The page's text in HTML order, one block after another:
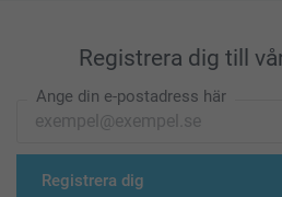
Registrera dig till
Ange din e-postadress här
Registrera dig